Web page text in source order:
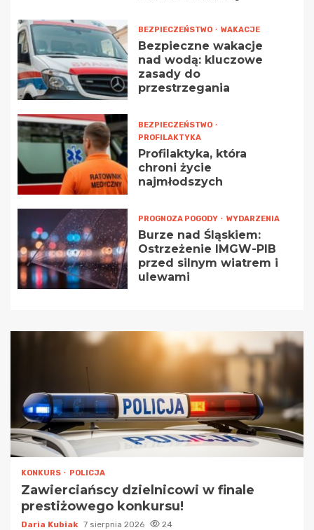
BEZPIECZEŃSTWO WAKACJE
Bezpieczne wakacje
nad wodą: kluczowe
zasady do
przestrzegania
BEZPIECZEŃSTWO
PROFILAKTYKA
Profilaktyka, która
chroni życie
najmłodszych
PROGNOZA POGODY WYDARZENIA
Burze nad Śląskiem:
Ostrzeżenie IMGW-PIB
przed silnym wiatrem i
ulewami
KONKURS POLICJA
Zawierciańscy dzielnicowi w finale
prestiżowego konkursu!
Daria Kubiak 7 sierpnia 2026 24